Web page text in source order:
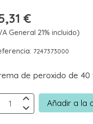
€
General 21% incluido)
7247373000
de peroxido de 40
Añadir a la